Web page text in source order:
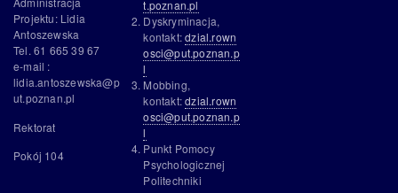
Projektu: Lidia
Antoszewska
Tel. 61 665 39 67
e-mail :
lidia.antoszewska@p
ut.poznan.pl
Rektorat
Pokój 104
t.poznan.pl
Dyskryminacja,
kontakt:dzial.rown
osci@put.poznan.p
l
Mobbing,
kontakt:dzial.rown
osci@put.poznan.p
l
Punkt Pomocy
Psychologicznej
Politechniki